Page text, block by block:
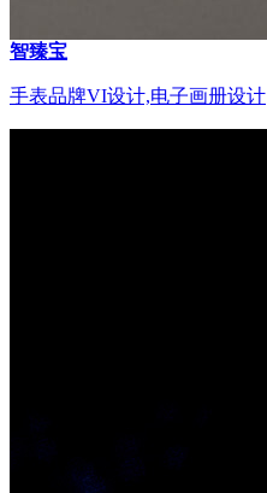
智臻宝
手表品牌VI设计,电子画册设计